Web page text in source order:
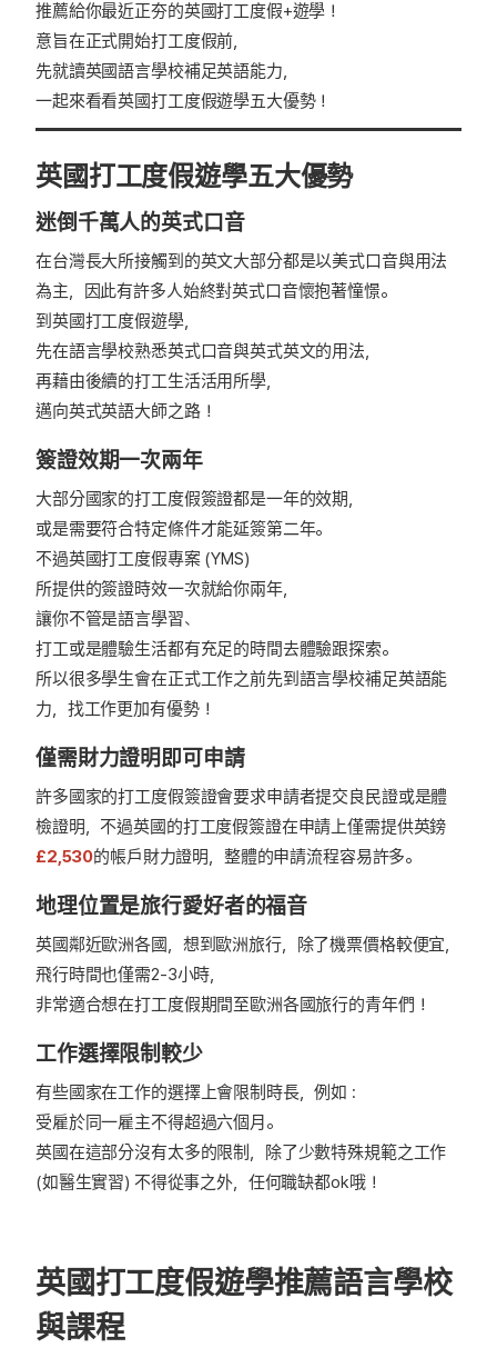
推薦給你最近正夯的英國打工度假+遊學！
意旨在正式開始打工度假前，
先就讀英國語言學校補足英語能力，
一起來看看英國打工度假遊學五大優勢！
英國打工度假遊學五大優勢
迷倒千萬人的英式口音
在台灣長大所接觸到的英文大部分都是以美式口音與用法
為主，因此有許多人始終對英式口音懷抱著憧憬。
到英國打工度假遊學，
先在語言學校熟悉英式口音與英式英文的用法，
再藉由後續的打工生活活用所學，
邁向英式英語大師之路！
簽證效期一次兩年
大部分國家的打工度假簽證都是一年的效期，
或是需要符合特定條件才能延簽第二年。
不過英國打工度假專案 (YMS)
所提供的簽證時效一次就給你兩年，
讓你不管是語言學習、
打工或是體驗生活都有充足的時間去體驗跟探索。
所以很多學生會在正式工作之前先到語言學校補足英語能
力，找工作更加有優勢！
僅需財力證明即可申請
許多國家的打工度假簽證會要求申請者提交良民證或是體
檢證明，不過英國的打工度假簽證在申請上僅需提供英鎊
£2,530的帳戶財力證明，整體的申請流程容易許多。
地理位置是旅行愛好者的福音
英國鄰近歐洲各國，想到歐洲旅行，除了機票價格較便宜，
飛行時間也僅需2-3小時，
非常適合想在打工度假期間至歐洲各國旅行的青年們！
工作選擇限制較少
有些國家在工作的選擇上會限制時長，例如 :
受雇於同一雇主不得超過六個月。
英國在這部分沒有太多的限制，除了少數特殊規範之工作
(如醫生實習) 不得從事之外，任何職缺都ok哦！
英國打工度假遊學推薦語言學校
與課程